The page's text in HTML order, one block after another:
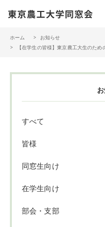
ホーム
お知らせ
【在学生の皆様】東京農工大生のため
すべて
皆様
同窓生向け
在学生向け
部会・支部